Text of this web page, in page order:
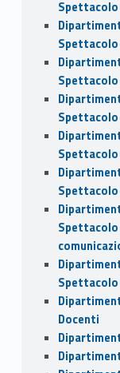
Spettacolo
Spettacolo
Spettacolo
Spettacolo
Spettacolo
Docenti